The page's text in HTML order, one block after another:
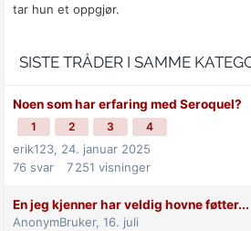
tar hun et oppgjør.
SISTE TRÅDER I SAMME
Noen som har erfaring med Seroquel?
1 2 3 4
erik123, 24. januar 2025
76 svar 7 251 visninger
En jeg kjenner har veldig hovne føtter...
AnonymBruker, 16. juli